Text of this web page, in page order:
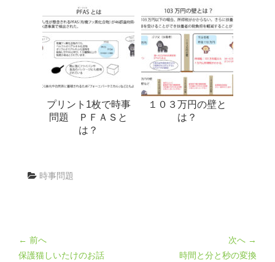
プリント1枚で時事
問題 ＰＦＡＳと
は？
１０３万円の壁と
は？
時事問題
← 前へ
保護猫しいたけのお話
次へ →
時間と分と秒の変換